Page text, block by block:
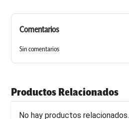
Comentarios
Sin comentarios
Productos Relacionados
No hay productos relacionados.